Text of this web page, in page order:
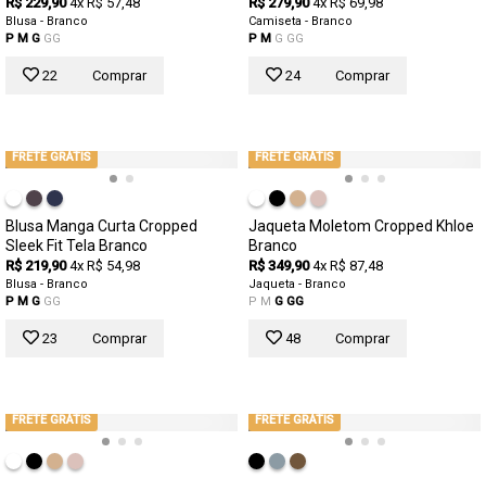
Blusa - Branco
P M G GG
22 Comprar
Camiseta - Branco
P M G GG
24 Comprar
FRETE GRÁTIS
Blusa Manga Curta Cropped
Sleek Fit Tela Branco
R$ 219,90 4x R$ 54,98
Blusa - Branco
P M G GG
23 Comprar
FRETE GRÁTIS
Jaqueta Moletom Cropped Khloe
Branco
R$ 349,90 4x R$ 87,48
Jaqueta - Branco
P M G GG
48 Comprar
FRETE GRÁTIS FRETE GRÁTIS